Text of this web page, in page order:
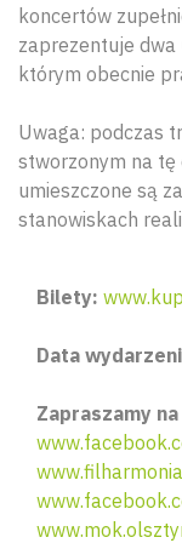
koncertów
zaprezentuje dwa
którym obecnie
Uwaga: podczas
stworzonym na tę
umieszczone są
stanowiskach
Bilety:
Data
Zapraszamy